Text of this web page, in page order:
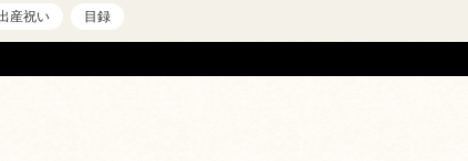
産祝い 目録